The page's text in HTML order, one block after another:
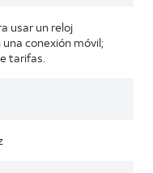
usar un reloj
conexión móvil;
tarifas.